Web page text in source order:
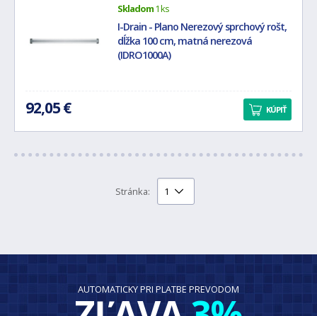
Skladom1 ks
I-Drain - Plano Nerezový sprchový rošt,
dĺžka 100 cm, matná nerezová
(IDRO1000A)
92,05 € KÚPIŤ
Stránka:
AUTOMATICKY PRI PLATBE PREVODOM